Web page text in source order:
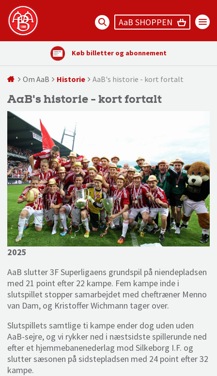
AaB SHOPPEN
Køb billetter og abonnement
Om AaB Historie AaB's historie - kort fortalt
AaB's historie - kort fortalt
2025
AaB slutter 3F Superligaens grundspil på niendepladsen
med 21 point efter 22 kampe. Fem kampe inde i
slutspillet stopper samarbejdet med cheftræner Menno
van Dam, og Kristoffer Wichmann tager over.
Slutspillets samtlige ti kampe ender dog uden uden
AaB-sejre, og vi rykker ned i næstsidste spillerunde ned
efter et hjemmebanenederlag mod Silkeborg I.F. og
slutter sæsonen på sidstepladsen med 24 point efter 32
kampe.